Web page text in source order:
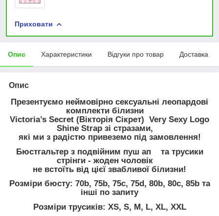
Приховати
Опис Характеристики Відгуки про товар Доставка
Опис
Презентуємо неймовірно сексуальні леопардові
комплекти білизни
Victoria’s Secret (Вікторія Сікрет) Very Sexy Logo
Shine Strap зі стразами,
які ми з радістю привеземо під замовлення!
Бюстгальтер з подвійним пуш ап та трусики
стрінги - жоден чоловік
не встоїть від цієї звабливої білизни!
Розміри бюсту: 70b, 75b, 75c, 75d, 80b, 80c, 85b та
інші по запиту
Розміри трусиків: XS, S, M, L, XL, XXL